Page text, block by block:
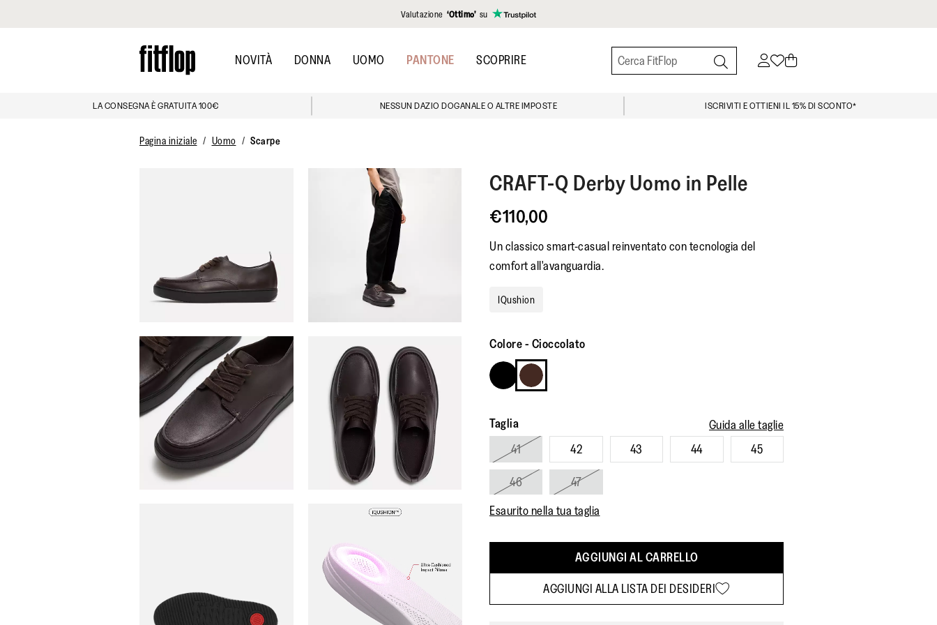
Valutazione ‘Ottimo’ su
to
main
NOVITÀ DONNA UOMO PANTONE SCOPRIRE
LA CONSEGNA È GRATUITA 100€ NESSUN DAZIO DOGANALE O ALTRE IMPOSTE ISCRIVITI E OTTIENI IL 15% DI SCONTO*
Pagina iniziale Uomo Scarpe
CRAFT-Q Derby Uomo in Pelle
€110,00
Un classico smart-casual reinventato con tecnologia del
comfort all'avanguardia.
IQushion
Colore- Cioccolato
Taglia
Guida alle taglie
41
42 43 44 45
46
47
Esaurito nella tua taglia
AGGIUNGI AL CARRELLO
AGGIUNGI ALLA LISTA DEI DESIDERI